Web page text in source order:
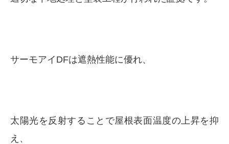
サーモアイDFは遮熱性能に優れ、
太陽光を反射することで屋根表面温度の上昇を抑
え、